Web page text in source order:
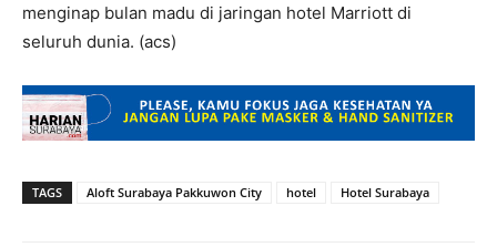
menginap bulan madu di jaringan hotel Marriott di
seluruh dunia. (acs)
TAGS Aloft Surabaya Pakkuwon City hotel Hotel Surabaya